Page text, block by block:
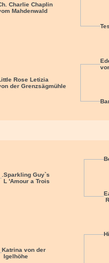
Charlie Chaplin
Mahdenwald
Rose Letizia
der Grenzsägmühle
Sparkling Guy`s
L 'Amour a Trois
Katrina von der
Igelhöhe